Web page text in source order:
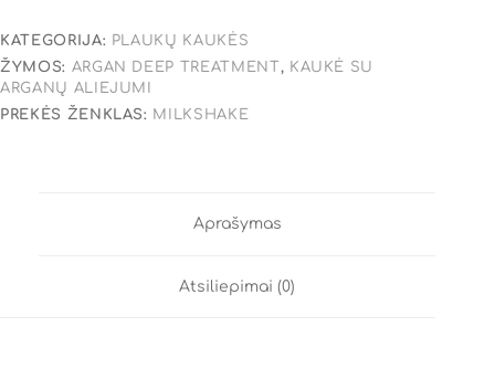
KATEGORIJA: PLAUKŲ KAUKĖS
ŽYMOS: ARGAN DEEP TREATMENT , KAUKĖ SU
ARGANŲ ALIEJUMI
PREKĖS ŽENKLAS: MILKSHAKE
Aprašymas
Atsiliepimai (0)